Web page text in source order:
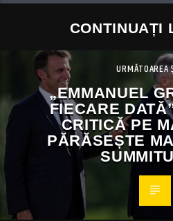
CONTINUAȚI
URMĂTOAREA
„EMMANUEL
FIECARE
CRITICĂ PE
PĂRĂSEȘTE